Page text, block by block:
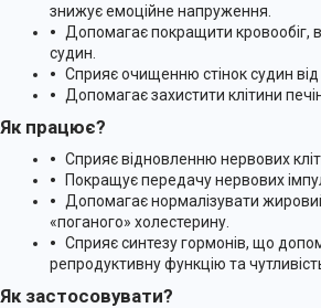
знижує емоційне напруження.
Допомагає покращити кровообіг,
судин.
Сприяє очищенню стінок судин
Допомагає захистити клітини
Як працює?
Сприяє відновленню нервових
Покращує передачу нервових
Допомагає нормалізувати
«поганого» холестерину.
Сприяє синтезу гормонів, що
репродуктивну функцію та
Як застосовувати?